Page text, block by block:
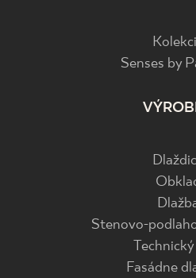
Senses by
Stenovo-
Fasádne